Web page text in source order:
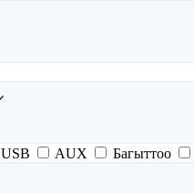
USB AUX Багыттоо